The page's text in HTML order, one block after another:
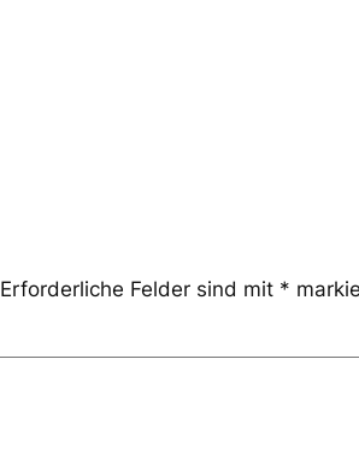
Erforderliche Felder sind mit *